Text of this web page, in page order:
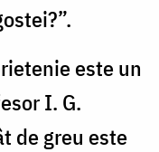
este un
I. G.
de greu este